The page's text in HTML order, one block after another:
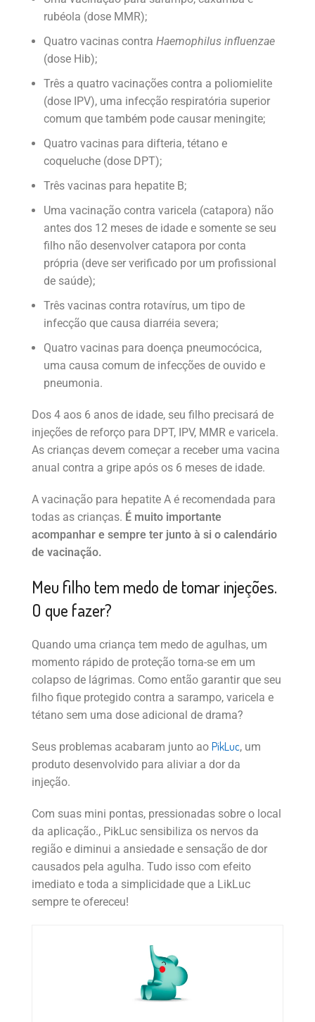
rubéola (dose MMR);
Quatro vacinas contra Haemophilus influenzae
(dose Hib);
Três a quatro vacinações contra a poliomielite
(dose IPV), uma infecção respiratória superior
comum que também pode causar meningite;
Quatro vacinas para difteria, tétano e
coqueluche (dose DPT);
Três vacinas para hepatite B;
Uma vacinação contra varicela (catapora) não
antes dos 12 meses de idade e somente se seu
filho não desenvolver catapora por conta
própria (deve ser verificado por um profissional
de saúde);
Três vacinas contra rotavírus, um tipo de
infecção que causa diarréia severa;
Quatro vacinas para doença pneumocócica,
uma causa comum de infecções de ouvido e
pneumonia.
Dos 4 aos 6 anos de idade, seu filho precisará de
injeções de reforço para DPT, IPV, MMR e varicela.
As crianças devem começar a receber uma vacina
anual contra a gripe após os 6 meses de idade.
A vacinação para hepatite A é recomendada para
todas as crianças. É muito importante
acompanhar e sempre ter junto à si o calendário
de vacinação.
Meu filho tem medo de tomar injeções.
O que fazer?
Quando uma criança tem medo de agulhas, um
momento rápido de proteção torna-se em um
colapso de lágrimas. Como então garantir que seu
filho fique protegido contra a sarampo, varicela e
tétano sem uma dose adicional de drama?
Seus problemas acabaram junto ao PikLuc, um
produto desenvolvido para aliviar a dor da
injeção.
Com suas mini pontas, pressionadas sobre o local
da aplicação., PikLuc sensibiliza os nervos da
região e diminui a ansiedade e sensação de dor
causados pela agulha. Tudo isso com efeito
imediato e toda a simplicidade que a LikLuc
sempre te ofereceu!